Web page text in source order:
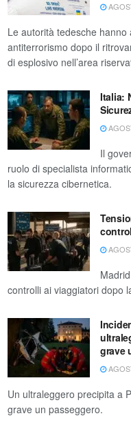
Le autorità tedesche hanno
antiterrorismo dopo il
di esplosivo nell’area
Italia:
Il
ruolo di specialista
la sicurezza cibernetica.
controlli ai viaggiatori dopo
grave
Un ultraleggero precipita a
grave un passeggero.